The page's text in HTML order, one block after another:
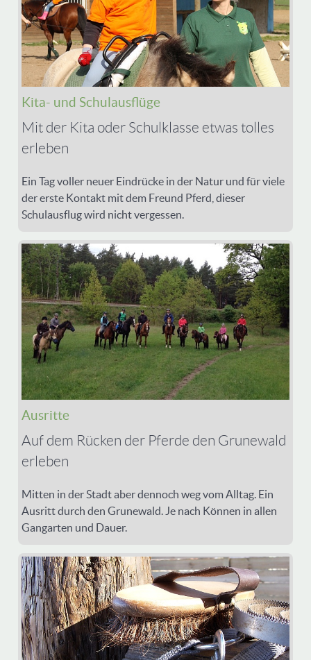
Kita- und Schulausflüge
Mit der Kita oder Schulklasse etwas tolles
erleben
Ein Tag voller neuer Eindrücke in der Natur und für viele
der erste Kontakt mit dem Freund Pferd, dieser
Schulausflug wird nicht vergessen.
Ausritte
Auf dem Rücken der Pferde den Grunewald
erleben
Mitten in der Stadt aber dennoch weg vom Alltag. Ein
Ausritt durch den Grunewald. Je nach Können in allen
Gangarten und Dauer.